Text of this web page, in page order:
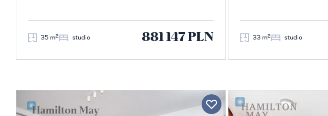
35 m2 studio 881 147 PLN 33 m2 studio